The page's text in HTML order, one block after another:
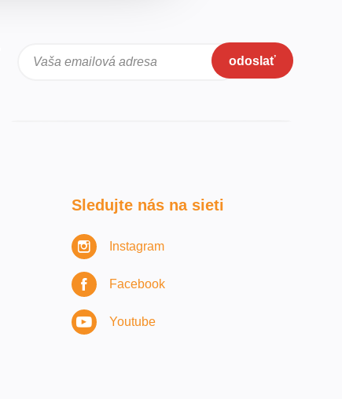
Vaša emailová adresa odoslať
Sledujte nás na sieti
Instagram
Facebook
Youtube